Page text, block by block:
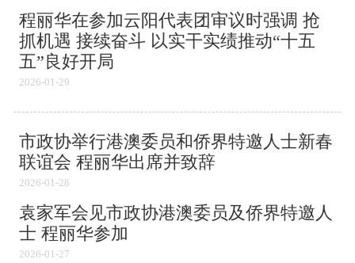
程丽华在参加云阳代表团审议时强调 抢
抓机遇 接续奋斗 以实干实绩推动“十五
五”良好开局
2026-01-29
市政协举行港澳委员和侨界特邀人士新春
联谊会 程丽华出席并致辞
2026-01-28
袁家军会见市政协港澳委员及侨界特邀人
士 程丽华参加
2026-01-27